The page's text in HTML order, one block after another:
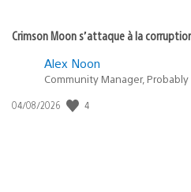
Crimson Moon s’attaque à la
Alex Noon
Community Manager,
Date
04/08/2026 4